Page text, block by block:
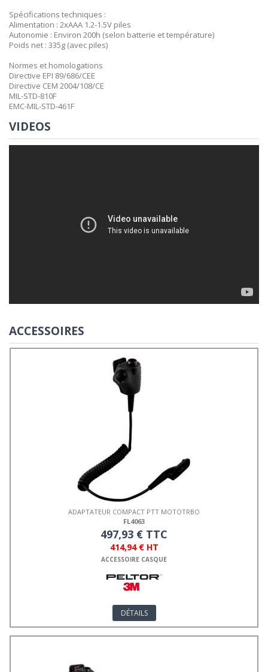
Spécifications techniques :
Alimentation : 2xAAA 1.2-1.5V piles
Autonomie : Environ 200h (selon batterie et température)
Poids net : 335g (avec piles)
Normes et homologations
Directive EPI 89/686/CEE
Directive CEM 2004/108/CE
MIL-STD-810F
EMC-MIL-STD-461F
VIDEOS
ACCESSOIRES
ADAPTATEUR COMPACT PTT MOTOTRBO
FL4063
497,93 € TTC
414,94 € HT
ACCESSOIRE CASQUE
DÉTAILS